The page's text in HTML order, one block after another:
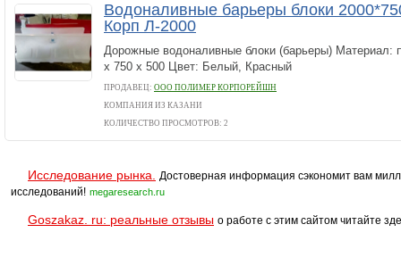
Водоналивные барьеры блоки
Корп Л-2000
Дорожные водоналивные блоки (барьеры) Материал:
x 750 x 500 Цвет: Белый, Красный
ПРОДАВЕЦ: ООО ПОЛИМЕР КОРПОРЕЙШН
КОМПАНИЯ ИЗ КАЗАНИ
КОЛИЧЕСТВО ПРОСМОТРОВ: 2
Исследование рынка.
Достоверная информация сэкономит вам
исследований! megaresearch.ru
Goszakaz. ru: реальные отзывы о работе с этим сайтом читайте